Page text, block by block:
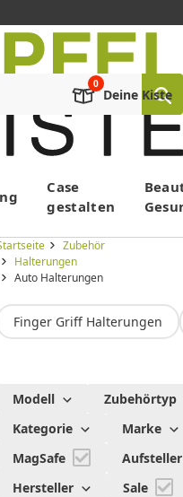
Deine Kiste
Case
gestalten
Zubehör
Halterungen
Auto Halterungen
Finger Griff Halterungen
Auto
Halterungen
Modell
Zubehörtyp
Kategorie
Marke
MagSafe
Hersteller
Sale